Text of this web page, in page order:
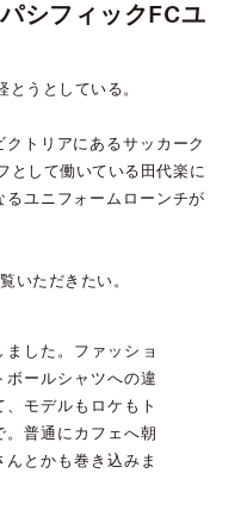
シフィックFCユ
うとしている。
トリアにあるサッカーク
として働いている田代楽に
ユニフォームローンチが
いただきたい。
した。ファッショ
ボールシャツへの違
モデルもロケもト
。普通にカフェへ朝
とかも巻き込みま